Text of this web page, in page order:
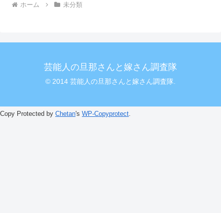
ホーム 未分類
芸能人の旦那さんと嫁さん調査隊
© 2014 芸能人の旦那さんと嫁さん調査隊.
Copy Protected by Chetan's WP-Copyprotect.